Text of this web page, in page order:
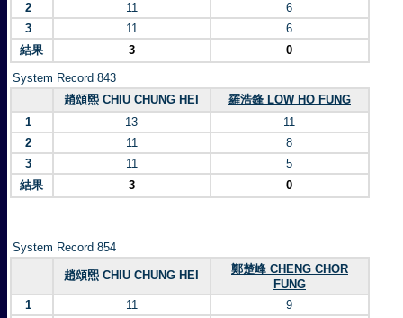
2
11
6
3
11
6
結果
3 0
System Record 843
趙頌熙 CHIU CHUNG HEI
羅浩鋒 LOW HO FUNG
1
13
11
2
11
8
3
11
5
結果
3 0
System Record 854
趙頌熙 CHIU CHUNG HEI
鄭楚峰 CHENG CHOR
FUNG
1
11
9